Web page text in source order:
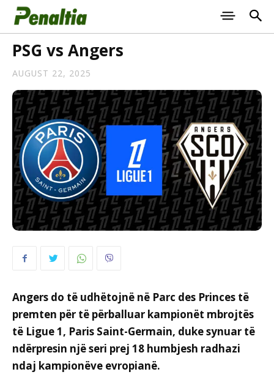
PSG vs Angers
AUGUST 22, 2025
Angers do të udhëtojnë në Parc des Princes të
premten për të përballuar kampionët mbrojtës
të Ligue 1, Paris Saint-Germain, duke synuar të
ndërpresin një seri prej 18 humbjesh radhazi
ndaj kampionëve evropianë.